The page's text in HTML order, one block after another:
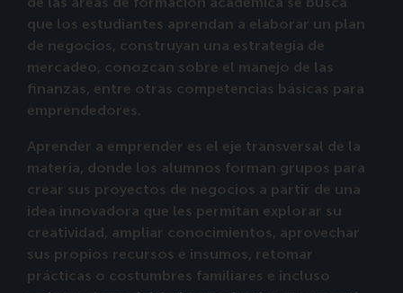
de las áreas de formación académica se busca
que los estudiantes aprendan a elaborar un plan
de negocios, construyan una estrategia de
mercadeo, conozcan sobre el manejo de las
finanzas, entre otras competencias básicas para
emprendedores.
Aprender a emprender es el eje transversal de la
materia, donde los alumnos forman grupos para
crear sus proyectos de negocios a partir de una
idea innovadora que les permitan explorar su
creatividad, ampliar conocimientos, aprovechar
sus propios recursos e insumos, retomar
prácticas o costumbres familiares e incluso